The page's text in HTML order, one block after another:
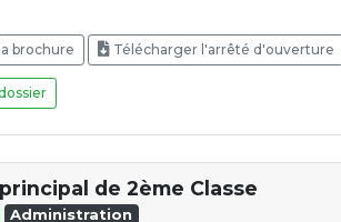
brochure Télécharger l'arrêté d'ouverture
de 2ème Classe
Administration